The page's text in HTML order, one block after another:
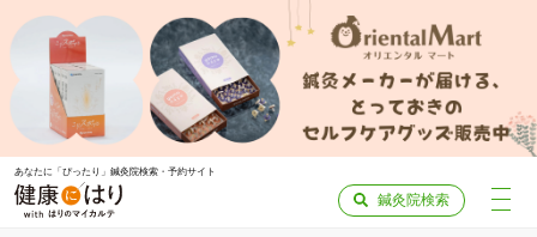
あなたに「ぴったり」鍼灸院検索・予約サイト
鍼灸院検索